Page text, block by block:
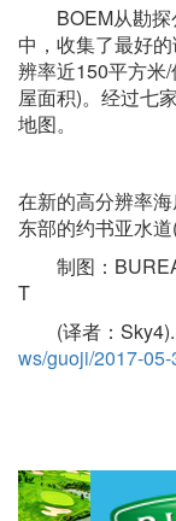
BOEM从勘探
中，收集了最好
辨率近150平方米
屋面积)。经过七
地图。
在新的高分辨率
东部的约书亚水
制图：
T
(译者：
ws/guoji/2017-